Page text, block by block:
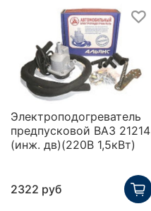
Электроподогреватель
предпусковой ВАЗ 21214
(инж. дв)(220В 1,5кВт)
2322 руб